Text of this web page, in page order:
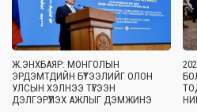
Ж.ЭНХБАЯР: МОНГОЛЫН
ЭРДЭМТДИЙН БҮТЭЭЛИЙГ ОЛОН
УЛСЫН ХЭЛНЭЭ ТҮГЭЭН
ДЭЛГЭРҮҮЛЭХ АЖЛЫГ ДЭМЖИНЭ